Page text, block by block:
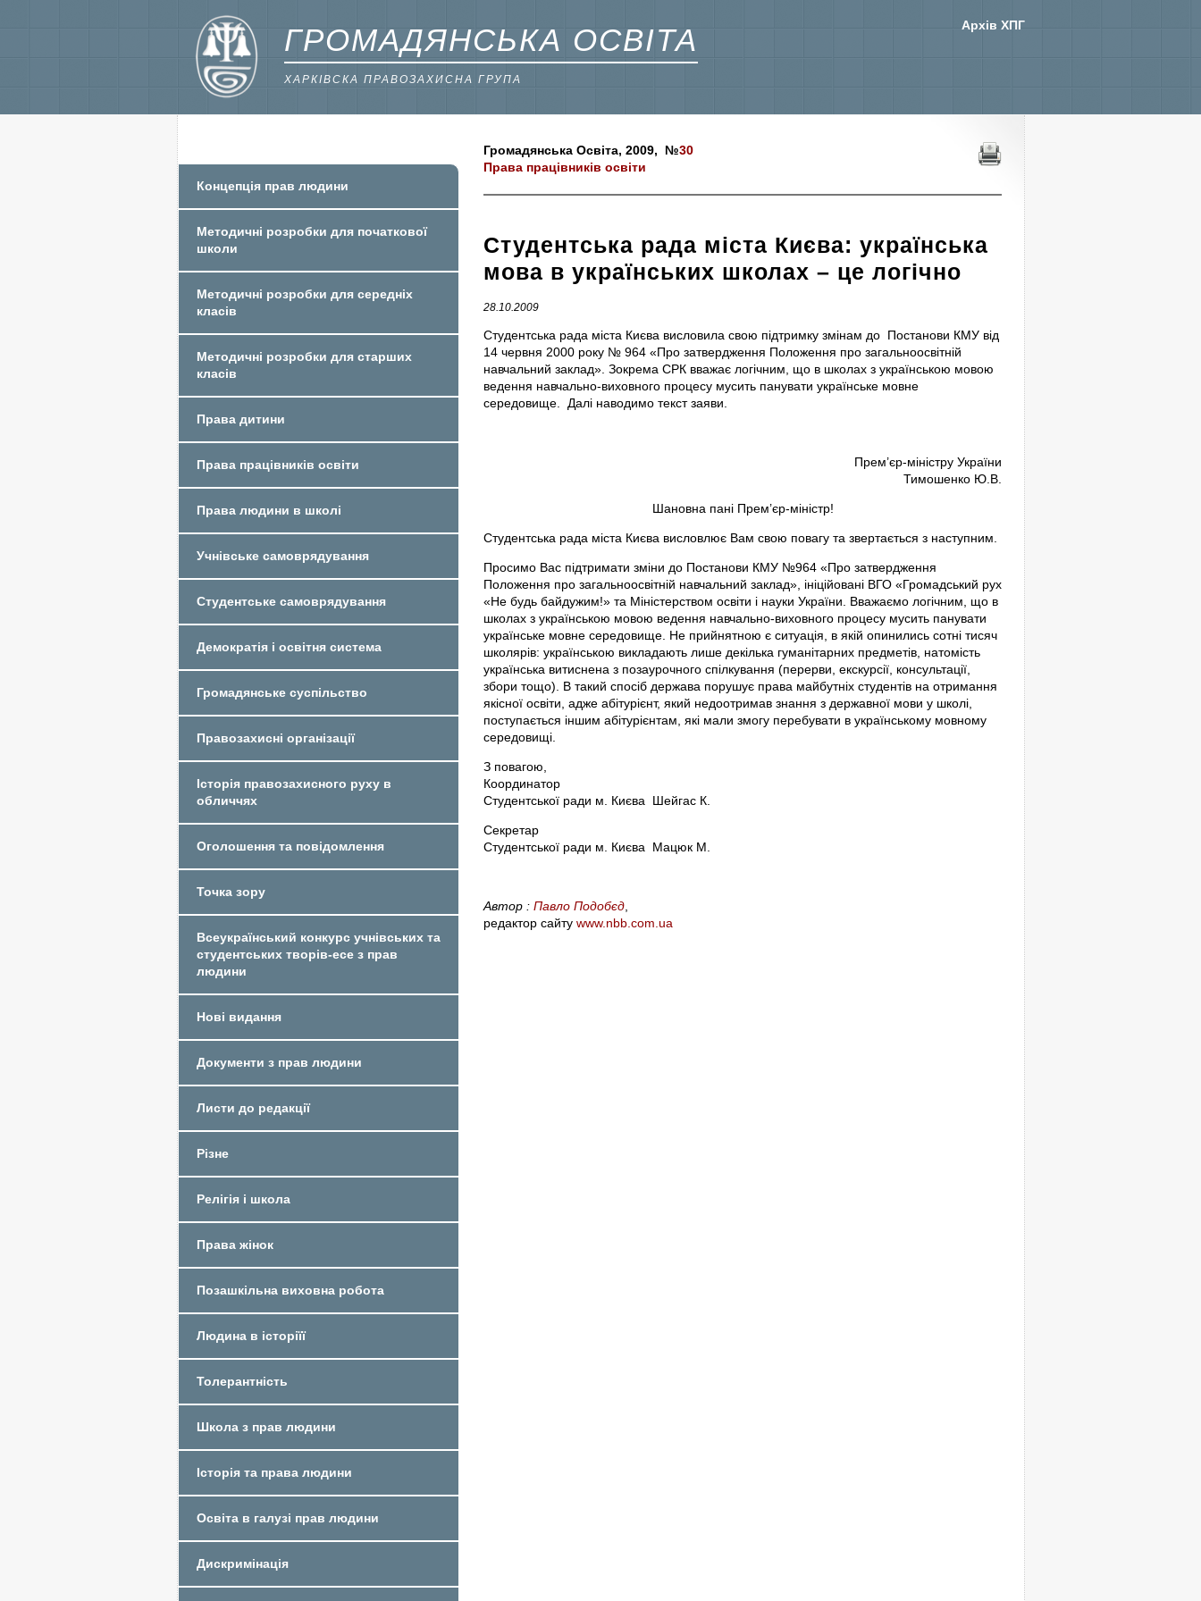
ГРОМАДЯНСЬКА ОСВІТА
ХАРКІВСКА ПРАВОЗАХИСНА ГРУПА
Архів ХПГ
Громадянська Освіта, 2009, №30
Права працівників освіти
Студентська рада міста Києва: українська
мова в українських школах – це логічно
28.10.2009
Студентська рада міста Києва висловила свою підтримку змінам до Постанови КМУ від
14 червня 2000 року № 964 «Про затвердження Положення про загальноосвітній
навчальний заклад». Зокрема СРК вважає логічним, що в школах з українською мовою
ведення навчально-виховного процесу мусить панувати українське мовне
середовище. Далі наводимо текст заяви.
Прем’єр-міністру України
Тимошенко Ю.В.
Шановна пані Прем’єр-міністр!
Студентська рада міста Києва висловлює Вам свою повагу та звертається з наступним.
Просимо Вас підтримати зміни до Постанови КМУ №964 «Про затвердження
Положення про загальноосвітній навчальний заклад», ініційовані ВГО «Громадський рух
«Не будь байдужим!» та Міністерством освіти і науки України. Вважаємо логічним, що в
школах з українською мовою ведення навчально-виховного процесу мусить панувати
українське мовне середовище. Не прийнятною є ситуація, в якій опинились сотні тисяч
школярів: українською викладають лише декілька гуманітарних предметів, натомість
українська витиснена з позаурочного спілкування (перерви, екскурсії, консультації,
збори тощо). В такий спосіб держава порушує права майбутніх студентів на отримання
якісної освіти, адже абітурієнт, який недоотримав знання з державної мови у школі,
поступається іншим абітурієнтам, які мали змогу перебувати в українському мовному
середовищі.
З повагою,
Координатор
Студентської ради м. Києва Шейгас К.
Секретар
Студентської ради м. Києва Мацюк М.
Автор : Павло Подобєд
редактор сайту www.nbb.com.ua
Концепція прав людини
Методичні розробки для початкової
школи
Методичні розробки для середніх
класів
Методичні розробки для старших
класів
Права дитини
Права працівників освіти
Права людини в школі
Учнівське самоврядування
Студентське самоврядування
Демократія і освітня система
Громадянське суспільство
Правозахисні організації
Історія правозахисного руху в
обличчях
Оголошення та повідомлення
Точка зору
Всеукраїнський конкурс учнівських та
студентських творів-есе з прав
людини
Нові видання
Документи з прав людини
Листи до редакції
Різне
Релігія і школа
Права жінок
Позашкільна виховна робота
Людина в історіїї
Толерантність
Школа з прав людини
Історія та права людини
Освіта в галузі прав людини
Дискримінація